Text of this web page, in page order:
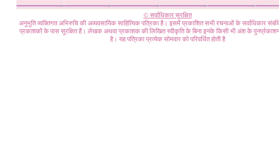
© सर्वाधिकार सुरक्षित
अनुभूति व्यक्तिगत अभिरुचि की अव्यवसायिक साहित्यिक पत्रिका है। इसमें प्रकाशित सभी रचनाओं के सर्वाधिकार
प्रकाशकों के पास सुरक्षित हैं। लेखक अथवा प्रकाशक की लिखित स्वीकृति के बिना इनके किसी भी अंश के
है। यह पत्रिका प्रत्येक सोमवार को परिवर्धित होती है